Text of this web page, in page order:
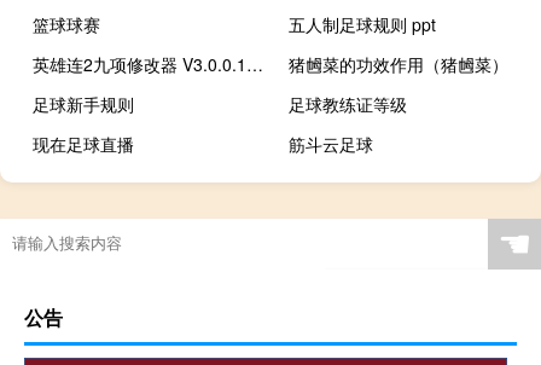
篮球球赛
五人制足球规则 ppt
英雄连2九项修改器 V3.0.0.17779 绿色免费版（英雄连2九项修改器 V3.0.0.17779 绿色免费版功能简介）
猪乸菜的功效作用（猪乸菜）
足球新手规则
足球教练证等级
现在足球直播
筋斗云足球
☚
公告